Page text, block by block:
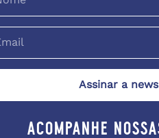
Assinar a
acompanhe